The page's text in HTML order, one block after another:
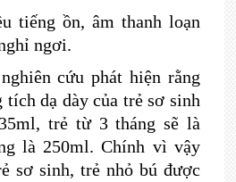
tiếng ồn, âm thanh loạn
ngơi.
cứu phát hiện rằng
dạ dày của trẻ sơ sinh
trẻ từ 3 tháng sẽ là
là 250ml. Chính vì vậy
sơ sinh, trẻ nhỏ bú được